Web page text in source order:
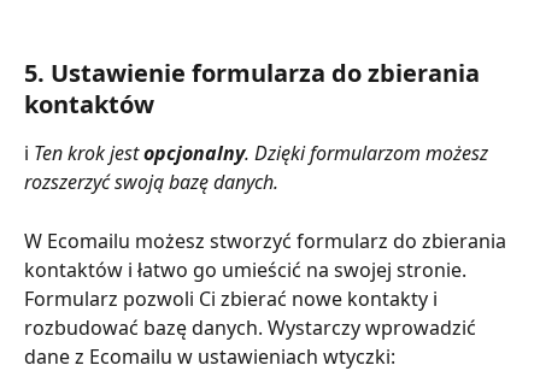
5. Ustawienie formularza do zbierania
kontaktów
ℹ️ Ten krok jest opcjonalny. Dzięki formularzom możesz
rozszerzyć swoją bazę danych.
W Ecomailu możesz stworzyć formularz do zbierania
kontaktów i łatwo go umieścić na swojej stronie.
Formularz pozwoli Ci zbierać nowe kontakty i
rozbudować bazę danych. Wystarczy wprowadzić
dane z Ecomailu w ustawieniach wtyczki: